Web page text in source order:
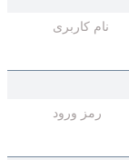
نام کاربری
رمز ورود